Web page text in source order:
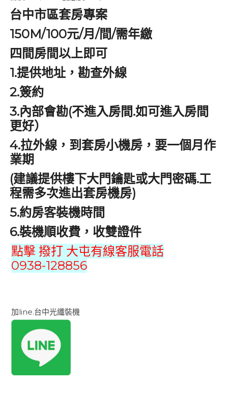
台中市區套房專案
150M/100元/月 /間/需年繳
四間房間以上即可
1.提供地址，勘查外線
2.簽約
3.內部會勘(不進入房間.如可進入房間
更好）
4.拉外線，到套房小機房，要一個月作
業期
(建議提供樓下大門鑰匙或大門密碼.工
程需多次進出套房機房)
5.約房客裝機時間
6.裝機順收費，收雙證件
點擊 撥打 大屯有線客服電話
0938-128856
加line.台中光纖裝機